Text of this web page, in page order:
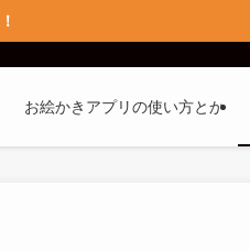
お絵かきアプリの使い方とか